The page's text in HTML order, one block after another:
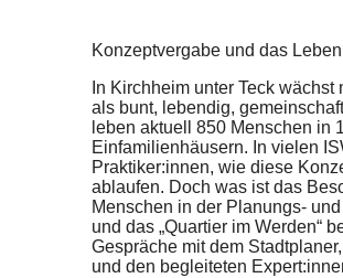
Konzeptvergabe und das
In Kirchheim unter Teck
als bunt, lebendig,
leben aktuell 850 Menschen in
Einfamilienhäusern. In vielen
Praktiker:innen, wie diese
ablaufen. Doch was ist das
Menschen in der Planungs-
und das „Quartier im Werden“
Gespräche mit dem
und den begleiteten